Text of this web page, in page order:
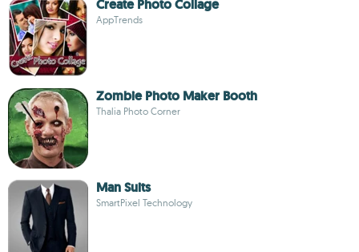
Create Photo Collage
AppTrends
Zombie Photo Maker Booth
Thalia Photo Corner
Man Suits
SmartPixel Technology